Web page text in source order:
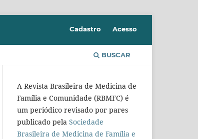
BUSCAR
Cadastro Acesso
A Revista Brasileira de Medicina de
Família e Comunidade (RBMFC) é
um periódico revisado por pares
publicado pela Sociedade
Brasileira de Medicina de Família e